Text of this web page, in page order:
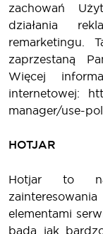
zachowań
działania
remarketingu.
zaprzestaną
Więcej
internetowej:
manager/use-
HOTJAR
Hotjar to
elementami
bada jak